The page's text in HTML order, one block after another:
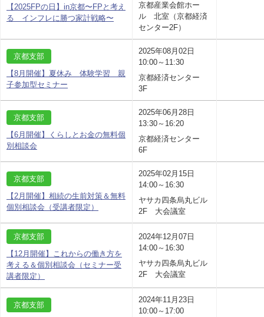
【2025FPの日】in京都〜FPと考え
る インフレに勝つ家計戦略〜
京都産業会館ホー
ル 北室（京都経済
センター2F）
京都支部
【8月開催】夏休み 体験学習 親
子参加型セミナー
2025年08月02日
10:00～11:30
京都経済センター
3F
京都支部
【6月開催】くらしとお金の無料個
別相談会
2025年06月28日
13:30～16:20
京都経済センター
6F
京都支部
【2月開催】相続の生前対策＆無料
個別相談会（受講者限定）
2025年02月15日
14:00～16:30
ヤサカ四条烏丸ビル
2F 大会議室
京都支部
【12月開催】これからの働き方を
考える＆個別相談会（セミナー受
講者限定）
2024年12月07日
14:00～16:30
ヤサカ四条烏丸ビル
2F 大会議室
京都支部
2024年11月23日
10:00～17:00